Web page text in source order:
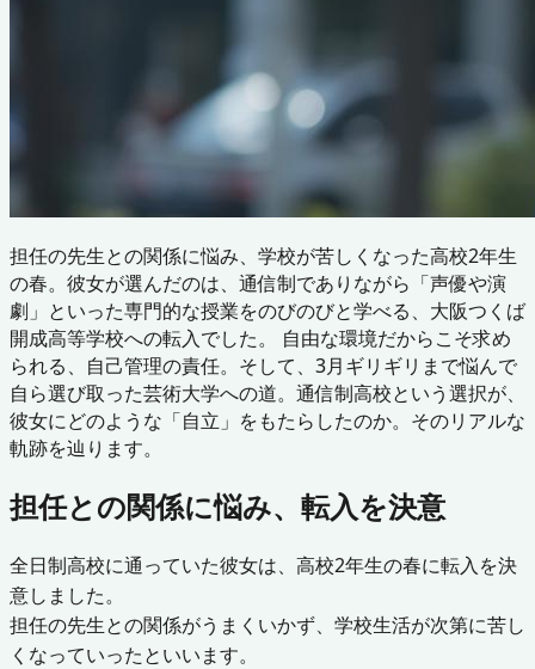
担任の先生との関係に悩み、学校が苦しくなった高校2年生
の春。彼女が選んだのは、通信制でありながら「声優や演
劇」といった専門的な授業をのびのびと学べる、大阪つくば
開成高等学校への転入でした。 自由な環境だからこそ求め
られる、自己管理の責任。そして、3月ギリギリまで悩んで
自ら選び取った芸術大学への道。通信制高校という選択が、
彼女にどのような「自立」をもたらしたのか。そのリアルな
軌跡を辿ります。
担任との関係に悩み、転入を決意
全日制高校に通っていた彼女は、高校2年生の春に転入を決
意しました。
担任の先生との関係がうまくいかず、学校生活が次第に苦し
くなっていったといいます。